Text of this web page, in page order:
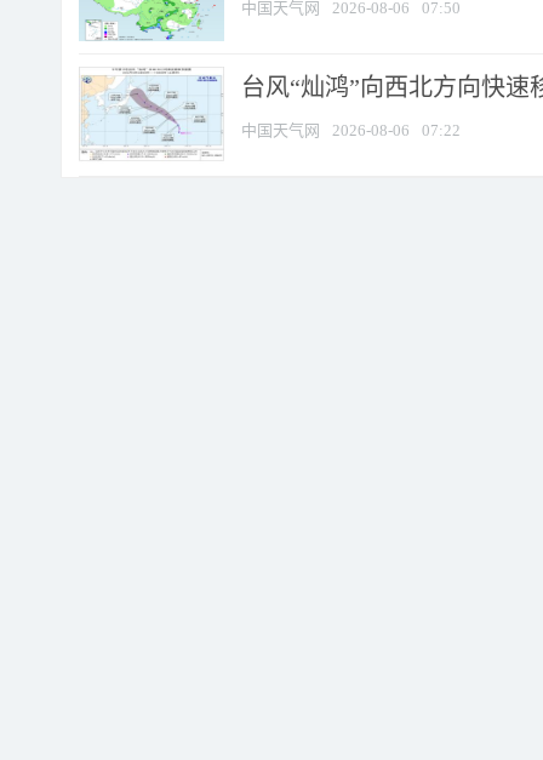
中国天气网 2026-08-06 07:50
台风“灿鸿”向西北方向快
中国天气网 2026-08-06 07:22